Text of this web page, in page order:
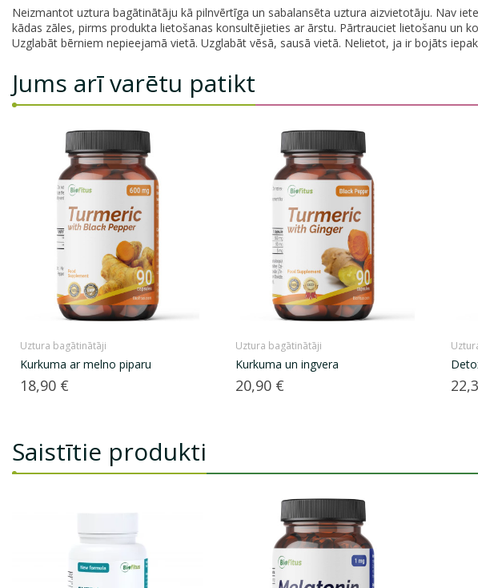
Neizmantot uztura bagātinātāju kā pilnvērtīga un sabalansēta uztura aizvietotāju. Nav
kādas zāles, pirms produkta lietošanas konsultējieties ar ārstu. Pārtrauciet lietošanu un
Uzglabāt bērniem nepieejamā vietā. Uzglabāt vēsā, sausā vietā. Nelietot, ja ir bojāts
Jums arī varētu patikt
Uztura bagātinātāji
Kurkuma ar melno piparu
Cena
18,90 €
Uztura bagātinātāji
Kurkuma un ingvera
Cena
20,90 € Cena
Saistītie produkti